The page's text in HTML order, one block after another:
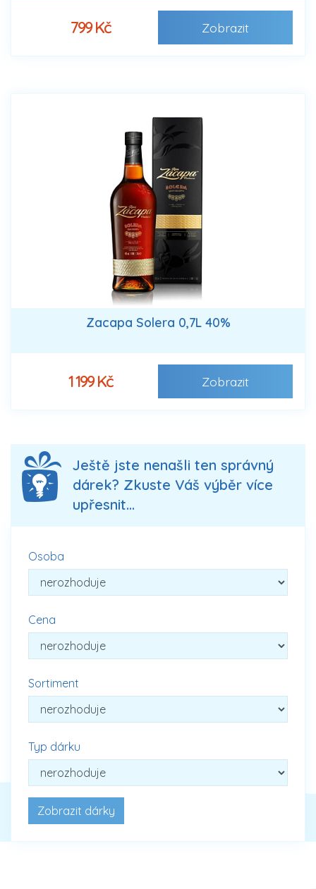
799 Kč Zobrazit
Zacapa Solera 0,7L 40%
1 199 Kč Zobrazit
Ještě jste nenašli ten správný
dárek? Zkuste Váš výběr více
upřesnit...
Osoba
Cena
Sortiment
Typ dárku